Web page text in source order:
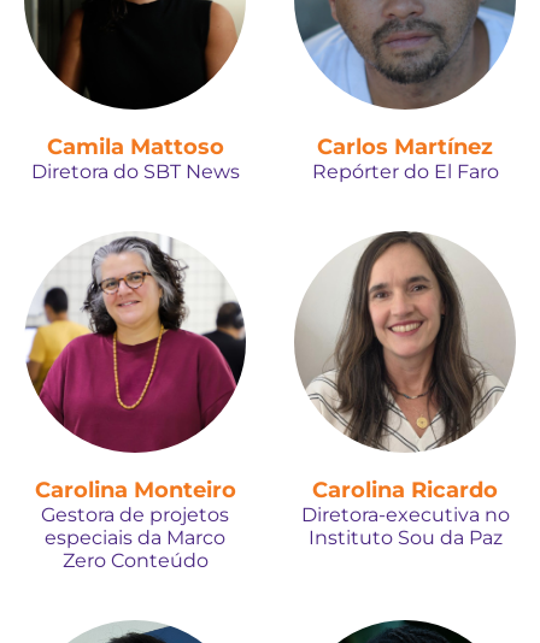
Camila Mattoso
Diretora do SBT News
Carlos Martínez
Repórter do El Faro
Carolina Monteiro
Gestora de projetos
especiais da Marco
Zero Conteúdo
Carolina Ricardo
Diretora-executiva no
Instituto Sou da Paz